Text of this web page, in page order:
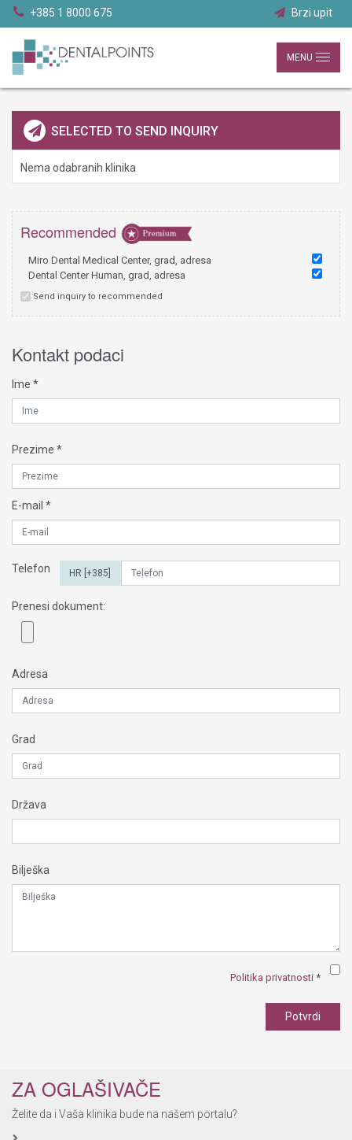
+385 1 8000 675 Brzi upit
MENU
Moji odabrani radovi
SELECTED TO SEND INQUIRY
Nema odabranih klinika
Recommended
Miro Dental Medical Center, grad, adresa
Dental Center Human, grad, adresa
Send inquiry to recommended
Kontakt podaci
Ime *
Prezime *
E-mail *
Telefon
Prenesi dokument:
Adresa
Grad
Država
Bilješka
Politika privatnosti *
Potvrdi
ZA OGLAŠIVAČE
Želite da i Vaša klinika bude na našem portalu?